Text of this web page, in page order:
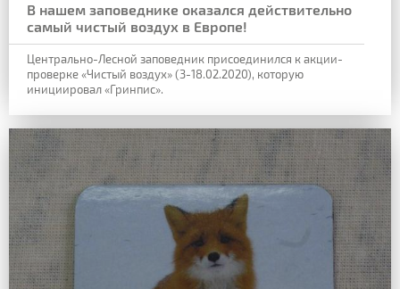
В нашем заповеднике оказался действительно
самый чистый воздух в Европе!
Центрально-Лесной заповедник присоединился к акции-
проверке «Чистый воздух» (3-18.02.2020), которую
инициировал «Гринпис».